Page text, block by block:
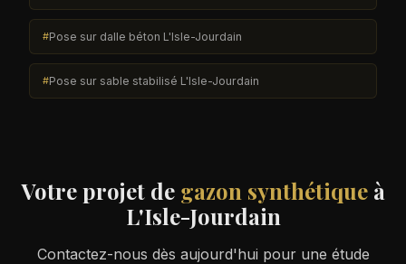
Pose sur dalle béton L'Isle-Jourdain
Pose sur sable stabilisé L'Isle-Jourdain
Votre projet de gazon synthétiqueà
L'Isle-Jourdain
Contactez-nous dès aujourd'hui pour une étude